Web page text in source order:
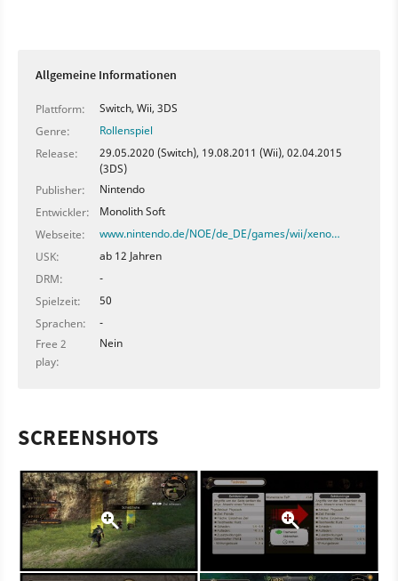
Allgemeine Informationen
Plattform:
Switch, Wii, 3DS
Genre:
Rollenspiel
Release:
29.05.2020 (Switch), 19.08.2011 (Wii), 02.04.2015
(3DS)
Publisher:
Nintendo
Entwickler:
Monolith Soft
Webseite:
www.nintendo.de/NOE/de_DE/games/wii/xeno…
USK:
ab 12 Jahren
DRM:
-
Spielzeit:
50
Sprachen:
-
Free 2
play:
Nein
SCREENSHOTS